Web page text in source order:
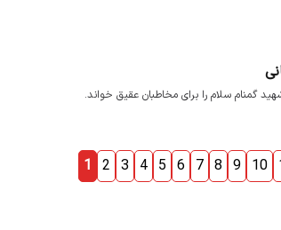
گمنام سلام را برای مخاطبان عقیق خواند.
1 2 3 4 5 6 7 8 9 10